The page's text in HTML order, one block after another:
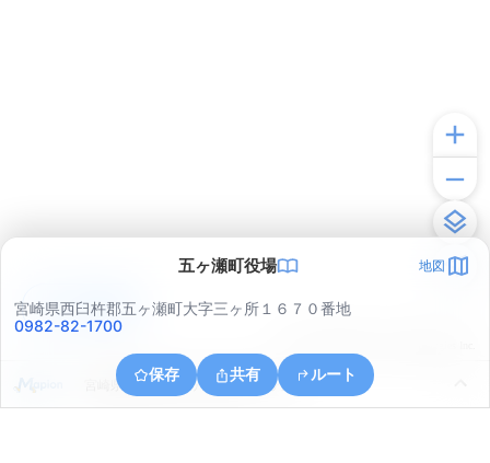
五ヶ瀬町役場 地図
宮崎県西臼杵郡五ヶ瀬町大字三ヶ所１６７０番地
0982-82-1700
保存 共有 ルート
宮崎県西臼杵郡五ヶ瀬町大字三ヶ所
アプリで見る